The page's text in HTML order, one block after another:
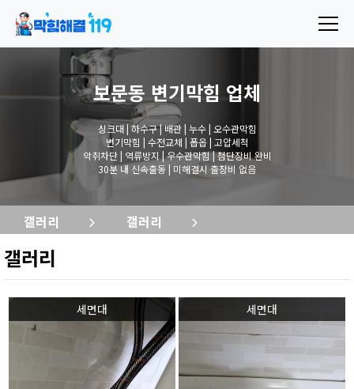
보문동 변기막힘 업체
싱크대 | 하수구 | 배관 | 누수 | 오수관막힘
변기막힘 | 수전교체 | 폽옵 | 고압세척
악취차단 | 역류방지 | 우수관막힘 | 첨단장비 완비
30분 내 신속출동 | 미해결시 출장비 없음
갤러리 갤러리
갤러리
세면대 세면대